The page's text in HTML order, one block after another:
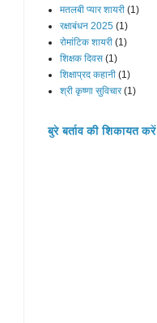
मतलबी प्यार शायरी (1)
रक्षाबंधन 2025 (1)
रोमांटिक शायरी (1)
शिक्षक दिवस (1)
शिक्षाप्रद कहानी (1)
श्री कृष्णा सुविचार (1)
बुरे बर्ताव की शिकायत करें